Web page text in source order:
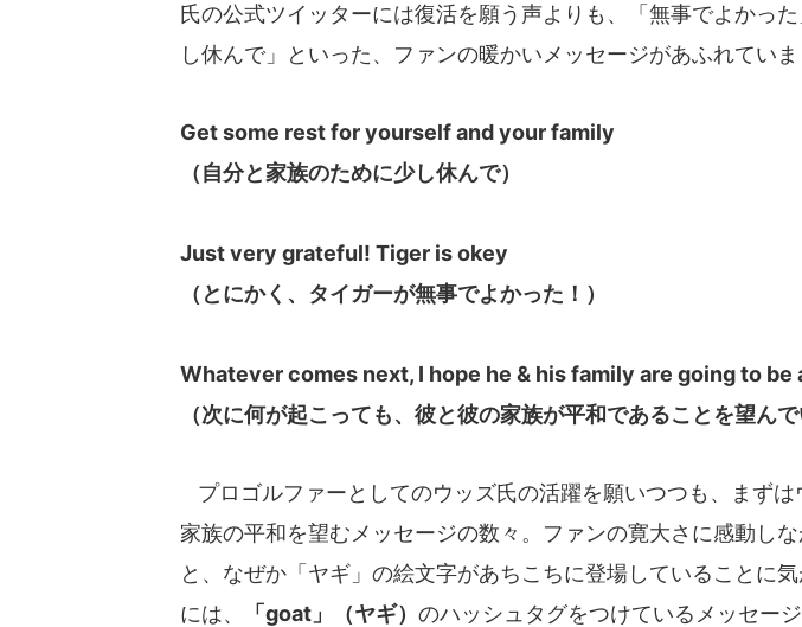
氏の公式ツイッターには復活を願う声よりも、「無事でよかっ
し休んで」といった、ファンの暖かいメッセージがあふれていま
Get some rest for yourself and your family
（自分と家族のために少し休んで）
Just very grateful! Tiger is okey
（とにかく、タイガーが無事でよかった！）
Whatever comes next, I hope he & his family are going to be
（次に何が起こっても、彼と彼の家族が平和であることを望んで
プロゴルファーとしてのウッズ氏の活躍を願いつつも、まずは
家族の平和を望むメッセージの数々。ファンの寛大さに感動し
と、なぜか「ヤギ」の絵文字があちこちに登場していることに
には、
「goat」（ヤギ） のハッシュタグをつけているメッセージ